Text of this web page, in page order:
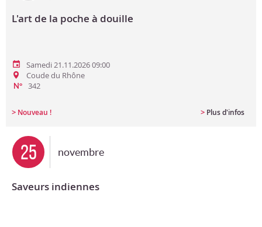
L'art de la poche à douille
Samedi 21.11.2026 09:00
Coude du Rhône
N° 342
> Nouveau ! > Plus d'infos
25 novembre
Saveurs indiennes